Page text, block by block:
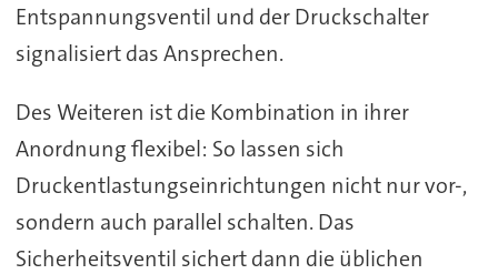
Entspannungsventil und der Druckschalter
signalisiert das Ansprechen.
Des Weiteren ist die Kombination in ihrer
Anordnung flexibel: So lassen sich
Druckentlastungseinrichtungen nicht nur vor-,
sondern auch parallel schalten. Das
Sicherheitsventil sichert dann die üblichen